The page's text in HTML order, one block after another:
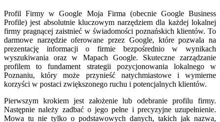
Profil Firmy w Google Moja Firma (obecnie Google Business
Profile) jest absolutnie kluczowym narzędziem dla każdej lokalnej
firmy pragnącej zaistnieć w świadomości poznańskich klientów. To
darmowe narzędzie oferowane przez Google, które pozwala na
prezentację informacji o firmie bezpośrednio w wynikach
wyszukiwania oraz w Mapach Google. Skuteczne zarządzanie
profilem to fundament strategii pozycjonowania lokalnego w
Poznaniu, który może przynieść natychmiastowe i wymierne
korzyści w postaci zwiększonego ruchu i potencjalnych klientów.
Pierwszym krokiem jest założenie lub odebranie profilu firmy.
Następnie należy zadbać o jego pełne i precyzyjne uzupełnienie.
Mowa tu nie tylko o podstawowych danych, takich jak nazwa,